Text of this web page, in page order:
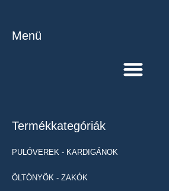
Menü
Termékkategóriák
PULÓVEREK - KARDIGÁNOK
ÖLTÖNYÖK - ZAKÓK